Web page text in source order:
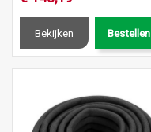
Bekijken Bestellen